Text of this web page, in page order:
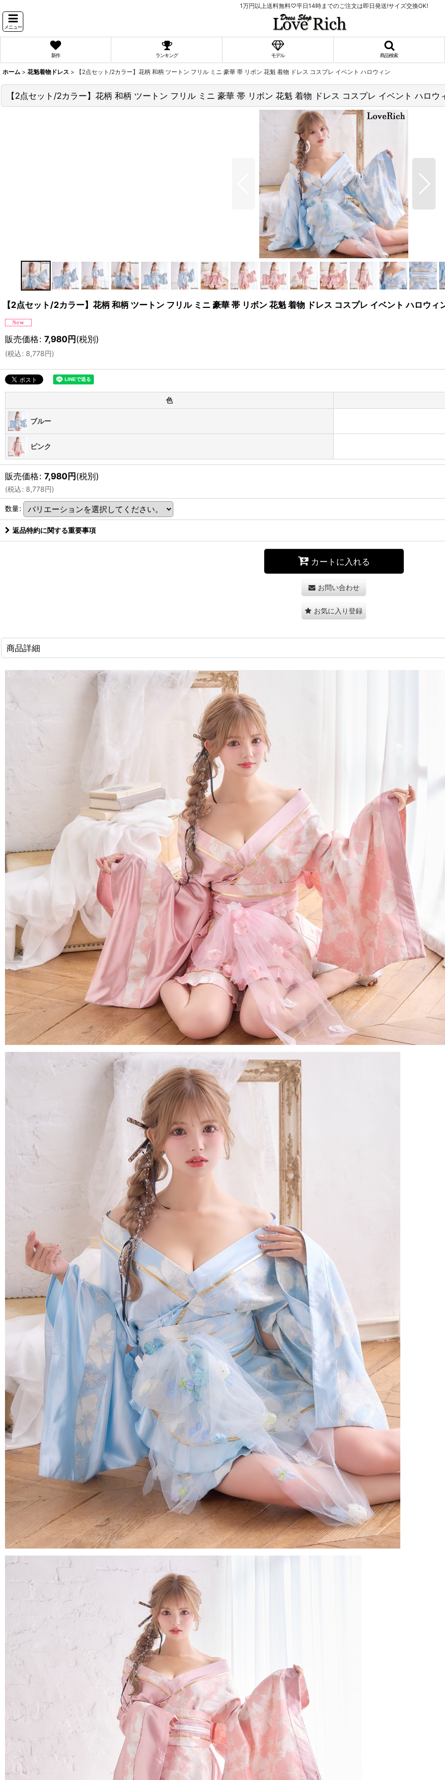
1万円以上送料無料♡平日14時までのご注文は即日発送!サイズ交換OK!
メニュー
新作 ランキング モデル 商品検索
ホーム > 花魁着物ドレス > 【2点セット/2カラー】花柄 和柄 ツートン フリル ミニ 豪華 帯 リボン 花魁 着物 ドレス コスプレ イベント ハロウィン
【2点セット/2カラー】花柄 和柄 ツートン フリル ミニ 豪華 帯 リボン 花魁 着物 ドレス コスプレ イベント ハロウ
【2点セット/2カラー】花柄 和柄 ツートン フリル ミニ 豪華 帯 リボン 花魁 着物 ドレス コスプレ イベント ハロウィ
販売価格: 7,980円(税別)
(税込: 8,778円)
色
ブルー
ピンク
販売価格: 7,980円(税別)
(税込: 8,778円)
数量:
返品特約に関する重要事項
カートに入れる
お問い合わせ
お気に入り登録
商品詳細